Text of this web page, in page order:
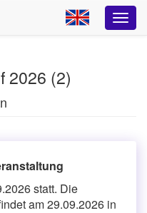
2026 (2)
statt. Die
am 29.09.2026 in